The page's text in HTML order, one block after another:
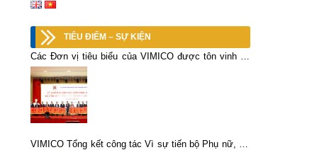
TIÊU ĐIỂM – SỰ KIỆN
Các Đơn vị tiêu biểu của VIMICO được tôn vinh tại
Hội nghị thi đua Tập Đoàn CN Than – Khoáng sản
Việt Nam
VIMICO Tổng kết công tác Vì sự tiến bộ Phụ nữ, nữ